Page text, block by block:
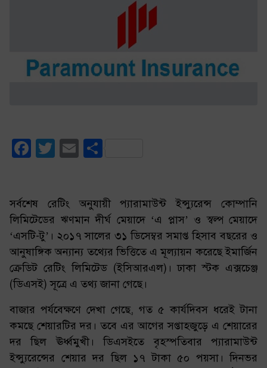
Facebook
TwitterEmail
সর্বশেষ রেটিং অনুযায়ী প্যারামাউন্ট ইন্স্যুরেন্স কোম্পানি
লিমিটেডের ঋণমান দীর্ঘ মেয়াদে ‘এ প্লাস’ ও স্বল্প মেয়াদে
‘এসটি-টু’। ২০১৭ সালের ৩১ ডিসেম্বর সমাপ্ত হিসাব বছরের ও
আনুষাঙ্গিক অন্যান্য তথ্যের ভিত্তিতে এ মূল্যায়ন করেছে ইমার্জিন
ক্রেডিট রেটিং লিমিটেড (ইসিআরএল)। ঢাকা স্টক এক্সচেঞ্জ
(ডিএসই) সূত্রে এ তথ্য জানা গেছে।
বাজার পর্যবেক্ষণে দেখা গেছে, গত ৫ কার্যদিবস ধরেই টানা
কমছে শেয়ারটির দর। তবে এর আগের সপ্তাহজুড়ে এ শেয়ারের
দর ছিল ঊর্ধ্বমুখী। ডিএসইতে বৃহস্পতিবার প্যারামাউন্ট
ইন্স্যুরেন্সের শেয়ার দর ছিল ১৭ টাকা ৫০ পয়সা। দিনভর